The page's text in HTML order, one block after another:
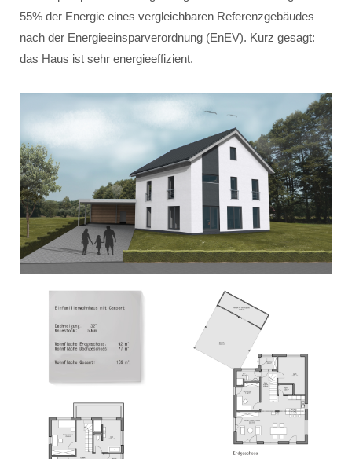
55% der Energie eines vergleichbaren Referenzgebäudes
nach der Energieeinsparverordnung (EnEV). Kurz gesagt:
das Haus ist sehr energieeffizient.